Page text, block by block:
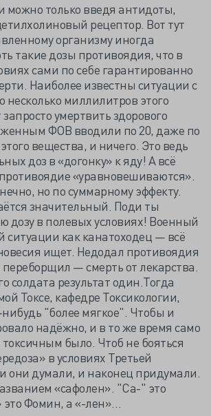
можно только введя антидоты,
рецептор. Вот тут
организму иногда
такие дозы противоядия, что в
сами по себе гарантированно
Наиболее известны ситуации с
несколько миллилитров этого
умертвить здорового
ФОВ вводили по 20, даже по
вещества, и ничего. Это ведь
доз в «догонку» к яду! А всё
«уравновешиваются».
но по суммарному эффекту.
значительный. Поди ты
дозу в полевых условиях! Военный
ситуации как канатоходец — всё
ищет. Недодал противоядия
— смерть от лекарства.
солдата результат один.Тогда
Токсе, кафедре Токсикологии,
нибудь "более мягкое". Чтобы и
надёжно, и в то же время само
было. Чтоб не бояться
в условиях Третьей
они думали, и наконец придумали.
«сафолен». "Са-" это
Фомин, а «-лен»…